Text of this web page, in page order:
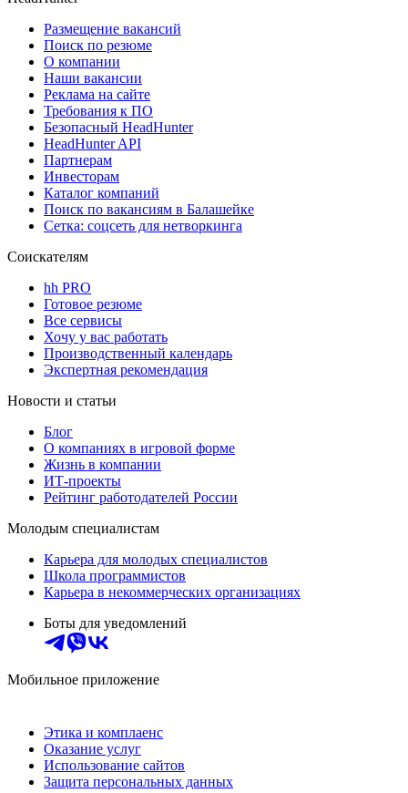
Размещение вакансий
Поиск по резюме
О компании
Наши вакансии
Реклама на сайте
Требования к ПО
Безопасный HeadHunter
HeadHunter API
Партнерам
Инвесторам
Каталог компаний
Поиск по вакансиям в Балашейке
Сетка: соцсеть для нетворкинга
Соискателям
hh PRO
Готовое резюме
Все сервисы
Хочу у вас работать
Производственный календарь
Экспертная рекомендация
Новости и статьи
Блог
О компаниях в игровой форме
Жизнь в компании
ИТ-проекты
Рейтинг работодателей России
Молодым специалистам
Карьера для молодых специалистов
Школа программистов
Карьера в некоммерческих организациях
Боты для уведомлений
Мобильное приложение
Этика и комплаенс
Оказание услуг
Использование сайтов
Защита персональных данных